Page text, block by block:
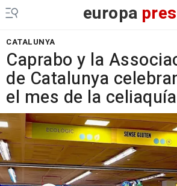
europa
CATALUNYA
Caprabo y la
de Catalunya
el mes de la celiaquía